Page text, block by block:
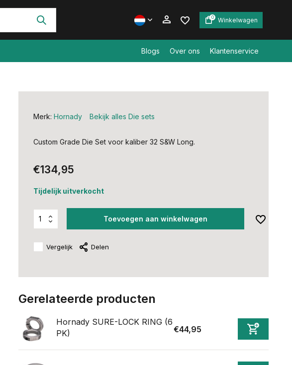
0 Winkelwagen
Blogs Over ons Klantenservice
Merk: Hornady Bekijk alles Die sets
Custom Grade Die Set voor kaliber 32 S&W Long.
€134,95
Tijdelijk uitverkocht
Toevoegen aan winkelwagen
Vergelijk Delen
Gerelateerde producten
Hornady SURE-LOCK RING (6
PK)
€44,95